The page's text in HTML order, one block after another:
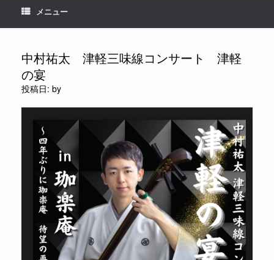
メニュー
中村祐太 津軽三味線コンサート 津軽
の宴
投稿日: by